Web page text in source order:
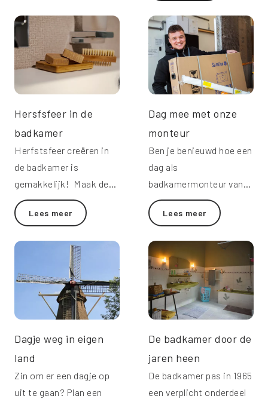
Hersfsfeer in de
badkamer
Herfstsfeer creëren in
de badkamer is
gemakkelijk! Maak de
badkamer klaar voor het
najaar. Lees hier meer.
Lees meer
Dag mee met onze
monteur
Ben je benieuwd hoe een
dag als
badkamermonteur van
Molenaar verloopt? Wij
nemen je mee!
Lees meer
Dagje weg in eigen
land
Zin om er een dagje op
uit te gaan? Plan een
De badkamer door de
jaren heen
De badkamer pas in 1965
een verplicht onderdeel